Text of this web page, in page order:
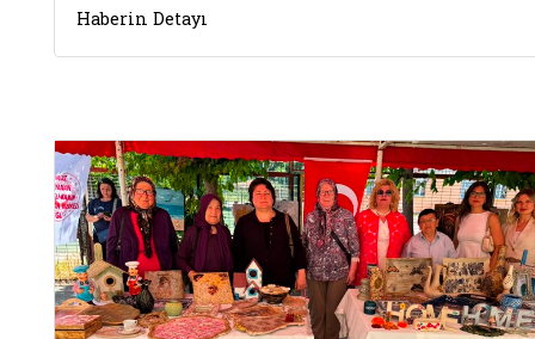
Haberin Detayı